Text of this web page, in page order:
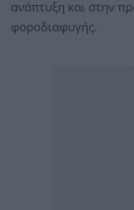
ανάπτυξη και στην
φοροδιαφυγής.